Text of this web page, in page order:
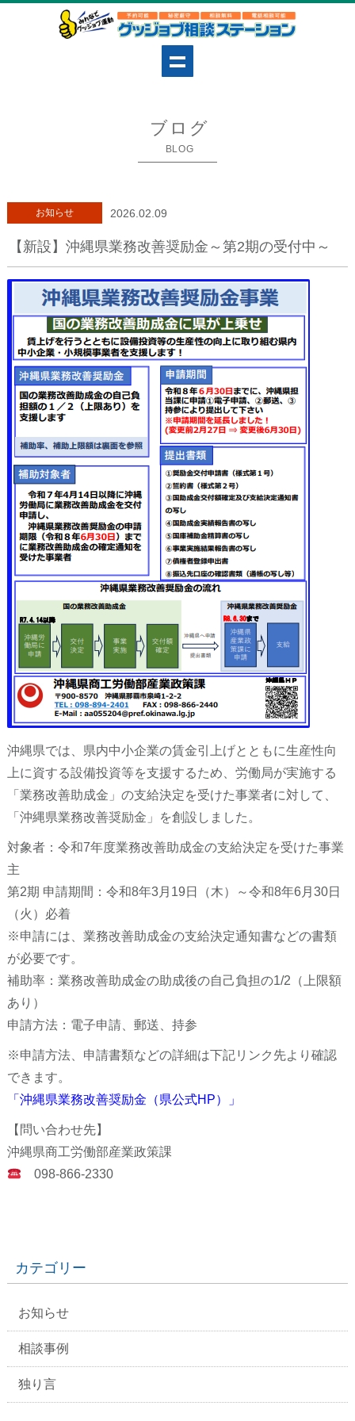
ブログ
BLOG
お知らせ 2026.02.09
【新設】沖縄県業務改善奨励金～第2期の受付中～
沖縄県では、県内中小企業の賃金引上げとともに生産性向
上に資する設備投資等を支援するため、労働局が実施する
「業務改善助成金」の支給決定を受けた事業者に対して、
「沖縄県業務改善奨励金」を創設しました。
対象者：令和7年度業務改善助成金の支給決定を受けた事業
主
第2期 申請期間：令和8年3月19日（木）～令和8年6月30日
（火）必着
※申請には、業務改善助成金の支給決定通知書などの書類
が必要です。
補助率：業務改善助成金の助成後の自己負担の1/2（上限額
あり）
申請方法：電子申請、郵送、持参
※申請方法、申請書類などの詳細は下記リンク先より確認
できます。
「沖縄県業務改善奨励金（県公式HP）」
【問い合わせ先】
沖縄県商工労働部産業政策課
098-866-2330
カテゴリー
お知らせ
相談事例
独り言